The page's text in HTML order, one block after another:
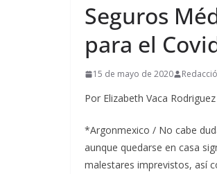
Seguros
para el
15 de mayo de 2020
Por Elizabeth Vaca Rodriguez
*Argonmexico / No cabe
aunque quedarse en casa
malestares imprevistos, así